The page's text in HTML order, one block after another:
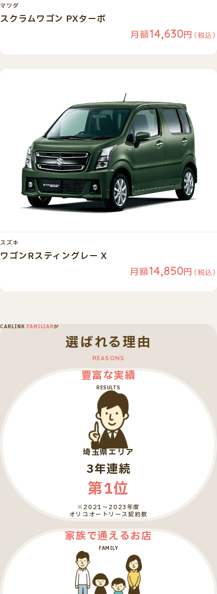
マツダ
スクラムワゴン PXターボ
月額14,630円 （税込）
スズキ
ワゴンRスティングレー X
月額14,850円 （税込）
CARLINK FAMILIARが
選ばれる理由
豊富な実績
RESULTS
埼玉県エリア
3年連続
第1位
※2021～2023年度
オリコオートリース契約数
家族で通えるお店
FAMILY